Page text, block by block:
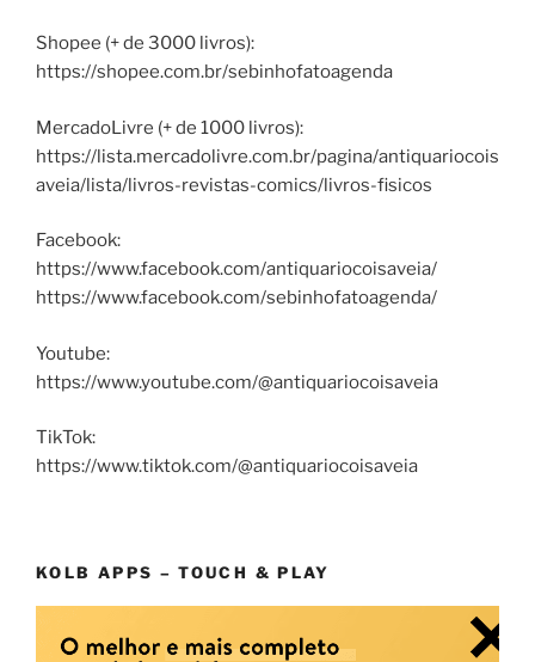
Shopee (+ de 3000 livros):
https://shopee.com.br/sebinhofatoagenda
MercadoLivre (+ de 1000 livros):
https://lista.mercadolivre.com.br/pagina/antiquariocois
aveia/lista/livros-revistas-comics/livros-fisicos
Facebook:
https://www.facebook.com/antiquariocoisaveia/
https://www.facebook.com/sebinhofatoagenda/
Youtube:
https://www.youtube.com/@antiquariocoisaveia
TikTok:
https://www.tiktok.com/@antiquariocoisaveia
KOLB APPS – TOUCH & PLAY